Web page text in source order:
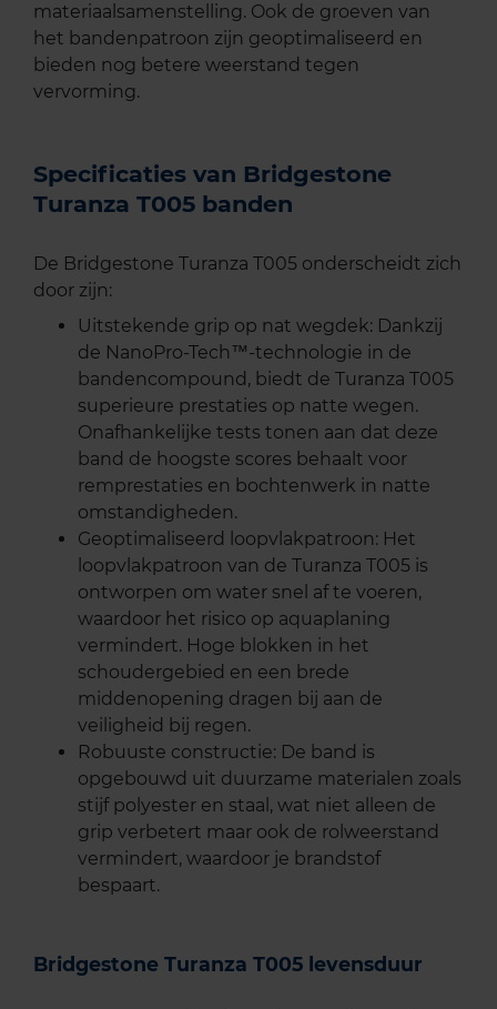
materiaalsamenstelling. Ook de groeven van
het bandenpatroon zijn geoptimaliseerd en
bieden nog betere weerstand tegen
vervorming.
Specificaties van Bridgestone
Turanza T005 banden
De Bridgestone Turanza T005 onderscheidt zich
door zijn:
Uitstekende grip op nat wegdek: Dankzij
de NanoPro-Tech™-technologie in de
bandencompound, biedt de Turanza T005
superieure prestaties op natte wegen.
Onafhankelijke tests tonen aan dat deze
band de hoogste scores behaalt voor
remprestaties en bochtenwerk in natte
omstandigheden.
Geoptimaliseerd loopvlakpatroon: Het
loopvlakpatroon van de Turanza T005 is
ontworpen om water snel af te voeren,
waardoor het risico op aquaplaning
vermindert. Hoge blokken in het
schoudergebied en een brede
middenopening dragen bij aan de
veiligheid bij regen.
Robuuste constructie: De band is
opgebouwd uit duurzame materialen zoals
stijf polyester en staal, wat niet alleen de
grip verbetert maar ook de rolweerstand
vermindert, waardoor je brandstof
bespaart.
Bridgestone Turanza T005 levensduur